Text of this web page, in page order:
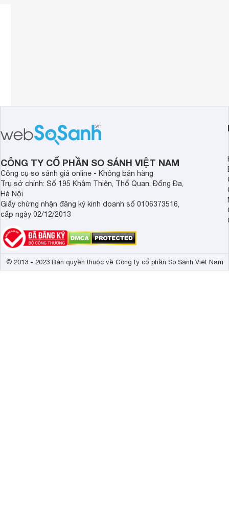
CÔNG TY CỔ PHẦN SO SÁNH VIỆT NAM
Công cụ so sánh giá online - Không bán hàng
Trụ sở chính: Số 195 Khâm Thiên, Thổ Quan, Đống Đa,
Hà Nội
Giấy chứng nhận đăng ký kinh doanh số 0106373516,
cấp ngày 02/12/2013
© 2013 - 2023 Bản quyền thuộc về Công ty cổ phần So Sánh Việt Nam